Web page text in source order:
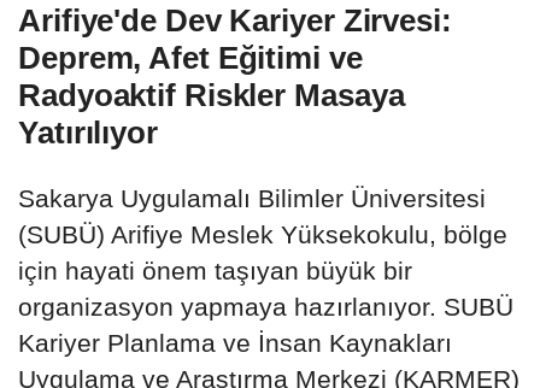
Arifiye'de Dev Kariyer Zirvesi:
Deprem, Afet Eğitimi ve
Radyoaktif Riskler Masaya
Yatırılıyor
Sakarya Uygulamalı Bilimler Üniversitesi
(SUBÜ) Arifiye Meslek Yüksekokulu, bölge
için hayati önem taşıyan büyük bir
organizasyon yapmaya hazırlanıyor. SUBÜ
Kariyer Planlama ve İnsan Kaynakları
Uygulama ve Araştırma Merkezi (KARMER)